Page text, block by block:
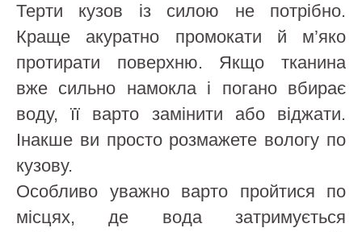
Терти кузов із силою не потрібно.
Краще акуратно промокати й м’яко
протирати поверхню. Якщо тканина
вже сильно намокла і погано вбирає
воду, її варто замінити або віджати.
Інакше ви просто розмажете вологу по
кузову.
Особливо уважно варто пройтися по
місцях, де вода затримується